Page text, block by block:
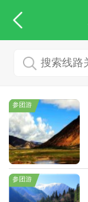
参团游
参团游